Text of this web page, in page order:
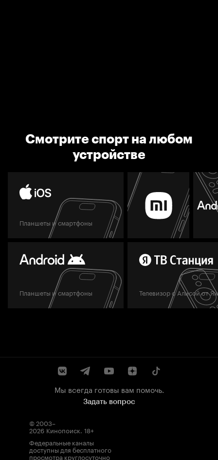
Смотрите спорт на любом
устройстве
Планшеты и смартфоны
Планшеты и смартфоны Телевизор с Алисой от
Мы всегда готовы вам помочь.
Задать вопрос
© 2003–
2026 Кинопоиск. 18+
Федеральные каналы
доступны для бесплатного
просмотра круглосуточно